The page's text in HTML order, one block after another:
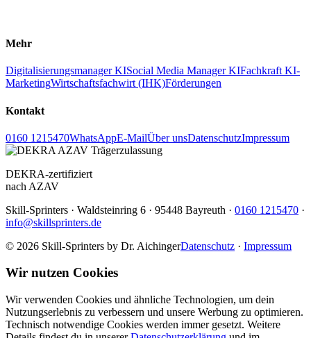
Mehr
Digitalisierungsmanager KISocial Media Manager KIFachkraft KI-
MarketingWirtschaftsfachwirt (IHK)Förderungen
Kontakt
0160 1215470WhatsAppE-MailÜber unsDatenschutzImpressum
DEKRA-zertifiziert
nach AZAV
Skill-Sprinters · Waldsteinring 6 · 95448 Bayreuth · 0160 1215470 ·
info@skillsprinters.de
© 2026 Skill-Sprinters by Dr. AichingerDatenschutz · Impressum
Wir nutzen Cookies
Wir verwenden Cookies und ähnliche Technologien, um dein
Nutzungserlebnis zu verbessern und unsere Werbung zu optimieren.
Technisch notwendige Cookies werden immer gesetzt. Weitere